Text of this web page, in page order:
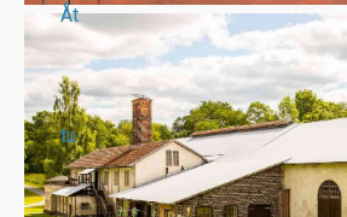
Åt
tu